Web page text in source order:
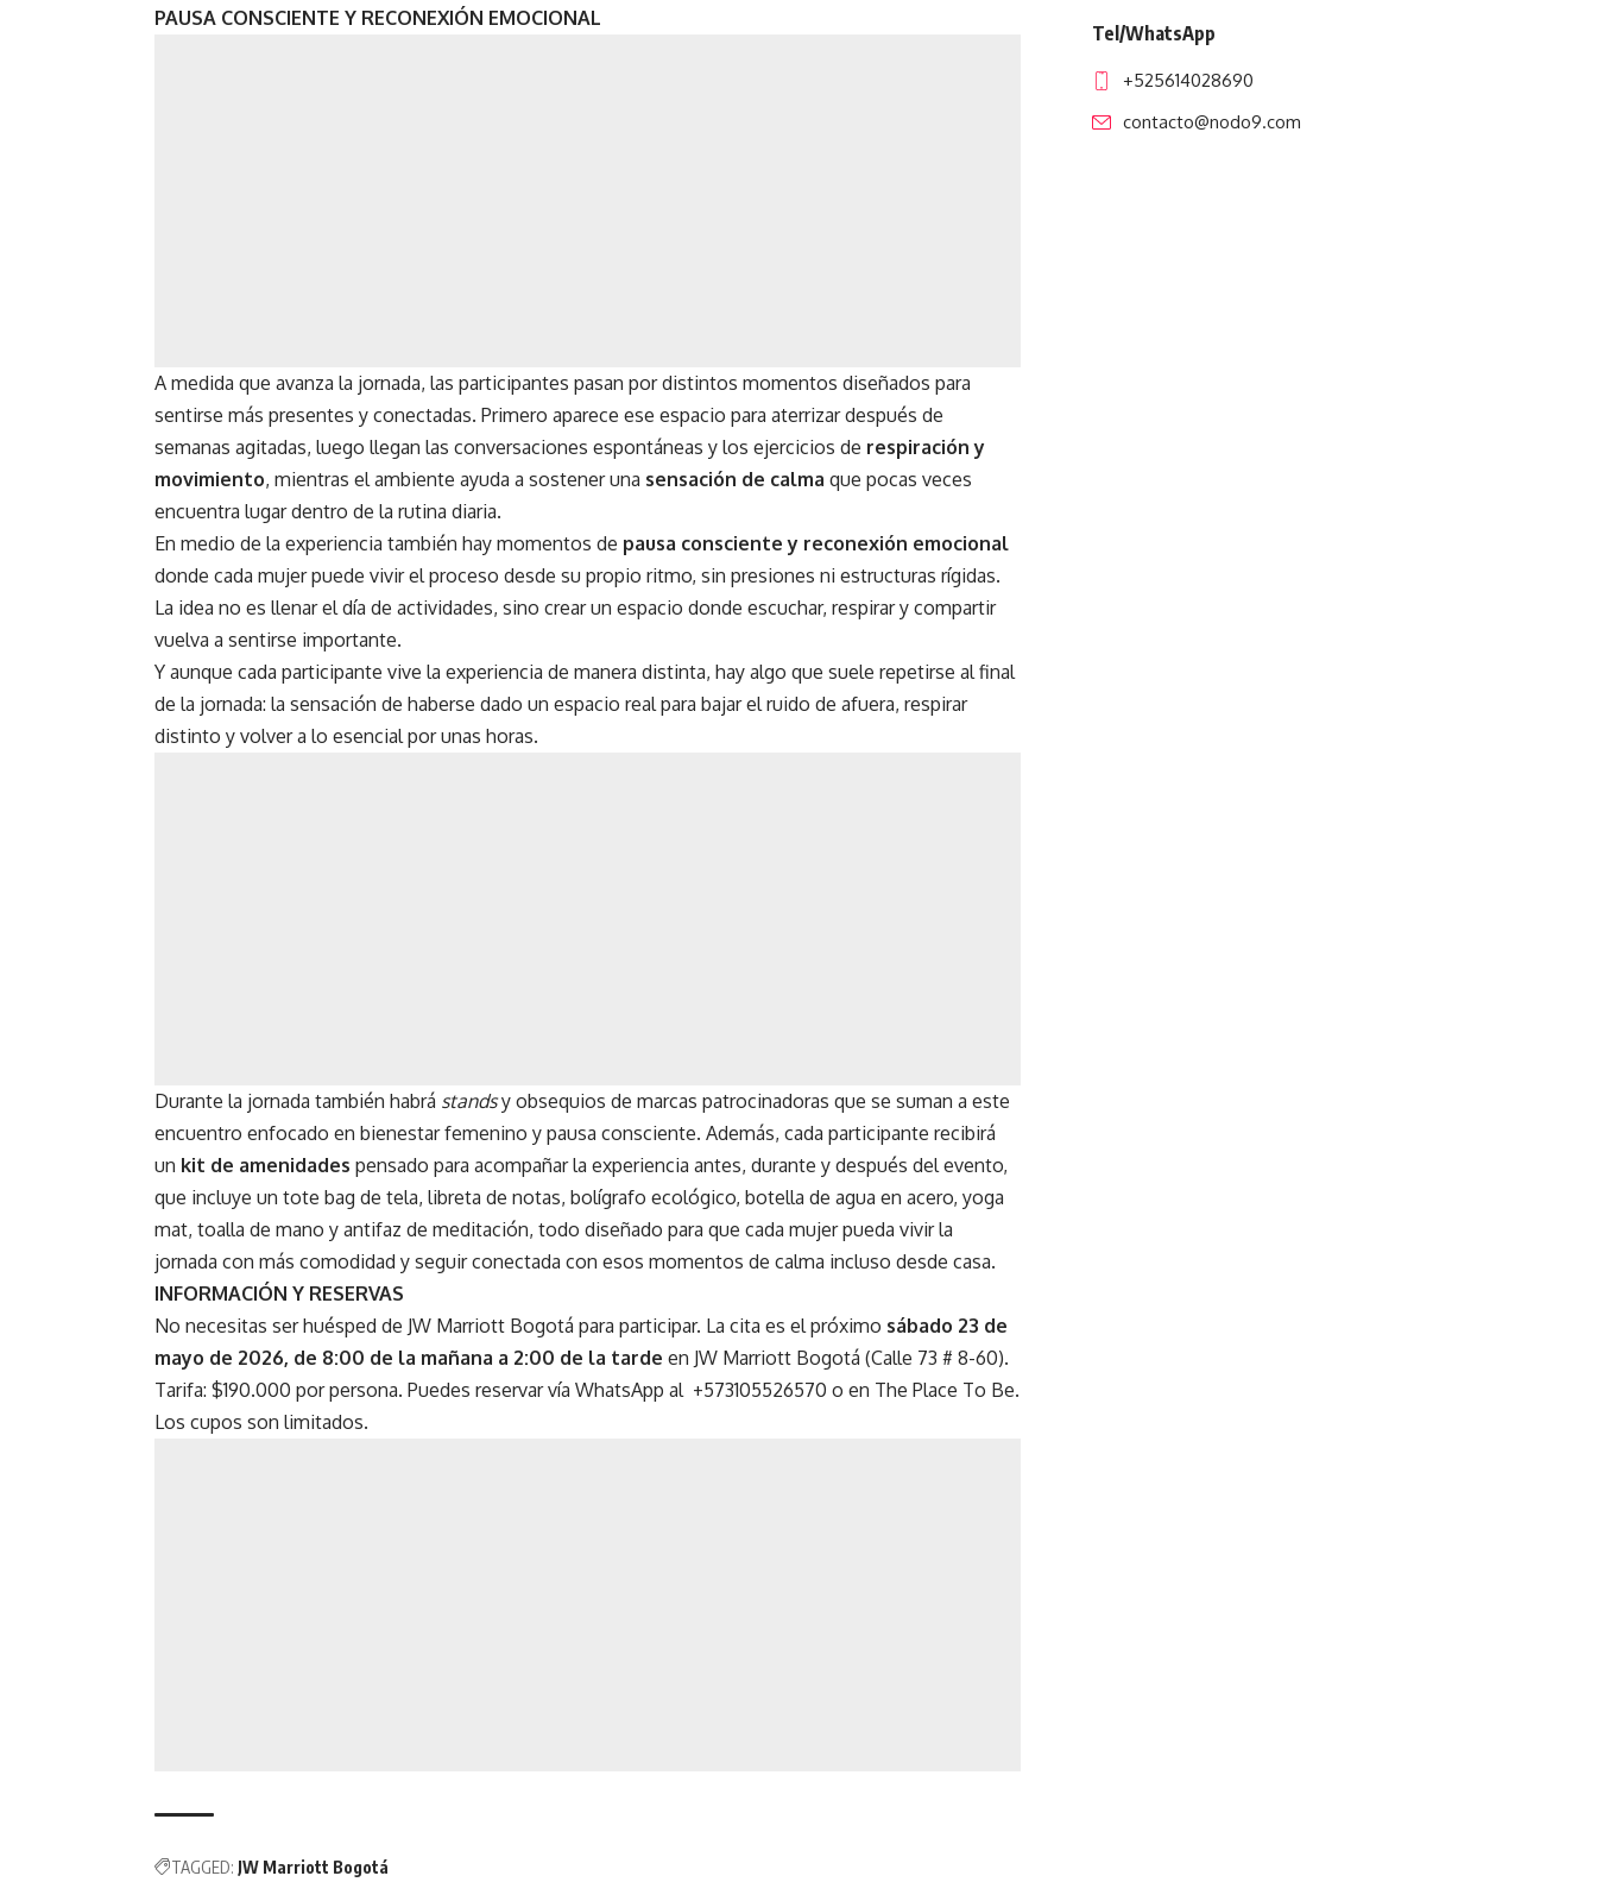
PAUSA CONSCIENTE Y RECONEXIÓN EMOCIONAL
A medida que avanza la jornada, las participantes pasan por distintos momentos diseñados para
sentirse más presentes y conectadas. Primero aparece ese espacio para aterrizar después de
semanas agitadas, luego llegan las conversaciones espontáneas y los ejercicios de respiración y
movimiento, mientras el ambiente ayuda a sostener una sensación de calma que pocas veces
encuentra lugar dentro de la rutina diaria.
En medio de la experiencia también hay momentos de pausa consciente y reconexión emocional
donde cada mujer puede vivir el proceso desde su propio ritmo, sin presiones ni estructuras rígidas.
La idea no es llenar el día de actividades, sino crear un espacio donde escuchar, respirar y compartir
vuelva a sentirse importante.
Y aunque cada participante vive la experiencia de manera distinta, hay algo que suele repetirse al final
de la jornada: la sensación de haberse dado un espacio real para bajar el ruido de afuera, respirar
distinto y volver a lo esencial por unas horas.
Durante la jornada también habrá standsy obsequios de marcas patrocinadoras que se suman a este
encuentro enfocado en bienestar femenino y pausa consciente. Además, cada participante recibirá
un kit de amenidades pensado para acompañar la experiencia antes, durante y después del evento,
que incluye un tote bag de tela, libreta de notas, bolígrafo ecológico, botella de agua en acero, yoga
mat, toalla de mano y antifaz de meditación, todo diseñado para que cada mujer pueda vivir la
jornada con más comodidad y seguir conectada con esos momentos de calma incluso desde casa.
INFORMACIÓN Y RESERVAS
No necesitas ser huésped de JW Marriott Bogotá para participar. La cita es el próximo sábado 23 de
mayo de 2026, de 8:00 de la mañana a 2:00 de la tarde en JW Marriott Bogotá (Calle 73 # 8-60).
Tarifa: $190.000 por persona. Puedes reservar vía WhatsApp al +573105526570 o en The Place To Be.
Los cupos son limitados.
TAGGED: JW Marriott Bogotá
Tel/WhatsApp
+525614028690
contacto@nodo9.com